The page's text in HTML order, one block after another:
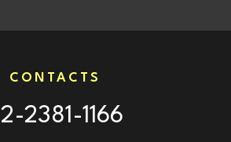
CONTACTS
2381-1166